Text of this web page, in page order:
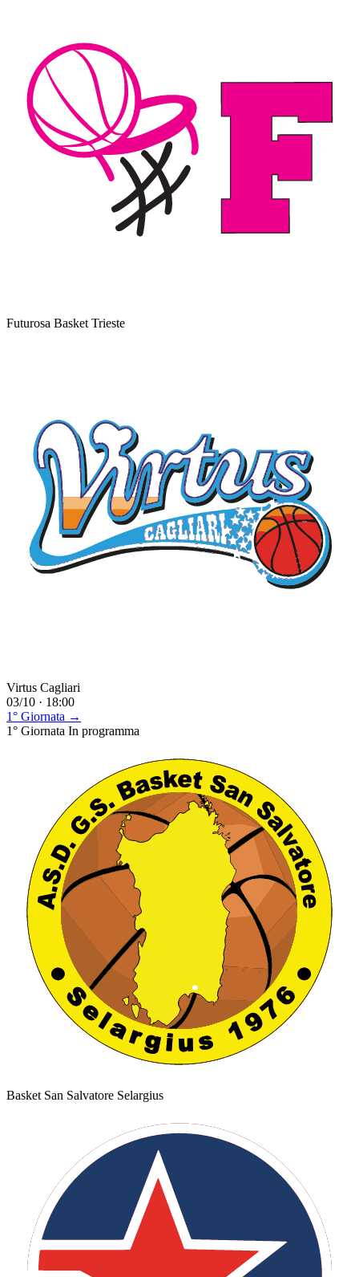
Futurosa Basket Trieste
Virtus Cagliari
03/10 · 18:00
1° Giornata →
1° Giornata In programma
Basket San Salvatore Selargius